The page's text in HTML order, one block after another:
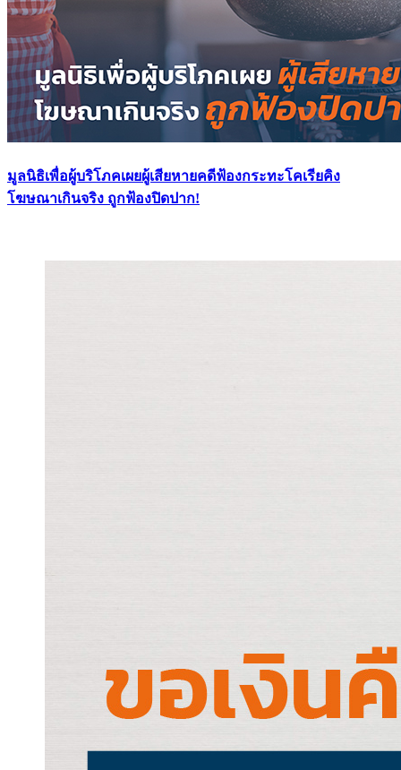
มูลนิธิเพื่อผู้บริโภคเผยผู้เสียหายคดีฟ้องกระทะโคเรียคิง
โฆษณาเกินจริง ถูกฟ้องปิดปาก!